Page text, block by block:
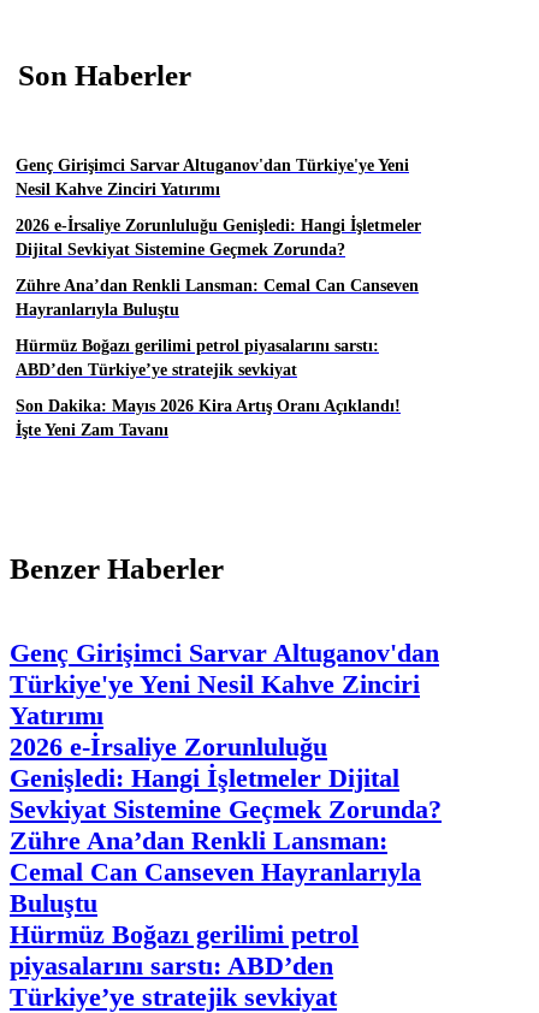
Son Haberler
Genç Girişimci Sarvar Altuganov'dan Türkiye'ye Yeni
Nesil Kahve Zinciri Yatırımı
2026 e-İrsaliye Zorunluluğu Genişledi: Hangi İşletmeler
Dijital Sevkiyat Sistemine Geçmek Zorunda?
Zühre Ana’dan Renkli Lansman: Cemal Can Canseven
Hayranlarıyla Buluştu
Hürmüz Boğazı gerilimi petrol piyasalarını sarstı:
ABD’den Türkiye’ye stratejik sevkiyat
Son Dakika: Mayıs 2026 Kira Artış Oranı Açıklandı!
İşte Yeni Zam Tavanı
Benzer Haberler
Genç Girişimci Sarvar Altuganov'dan
Türkiye'ye Yeni Nesil Kahve Zinciri
Yatırımı
2026 e-İrsaliye Zorunluluğu
Genişledi: Hangi İşletmeler Dijital
Sevkiyat Sistemine Geçmek Zorunda?
Zühre Ana’dan Renkli Lansman:
Cemal Can Canseven Hayranlarıyla
Buluştu
Hürmüz Boğazı gerilimi petrol
piyasalarını sarstı: ABD’den
Türkiye’ye stratejik sevkiyat